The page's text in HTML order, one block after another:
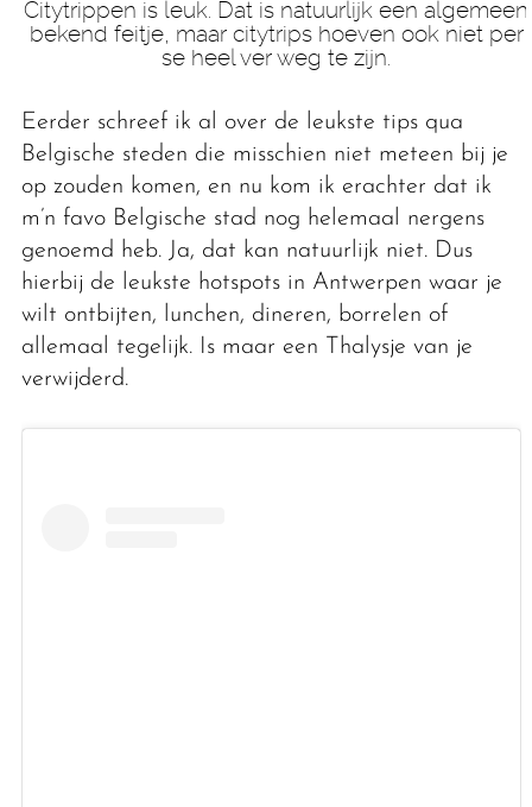
Citytrippen is leuk. Dat is natuurlijk een algemeen
bekend feitje, maar citytrips hoeven ook niet per
se heel ver weg te zijn.
Eerder schreef ik al over de leukste tips qua
Belgische steden die misschien niet meteen bij je
op zouden komen, en nu kom ik erachter dat ik
m’n favo Belgische stad nog helemaal nergens
genoemd heb. Ja, dat kan natuurlijk niet. Dus
hierbij de leukste hotspots in Antwerpen waar je
wilt ontbijten, lunchen, dineren, borrelen of
allemaal tegelijk. Is maar een Thalysje van je
verwijderd.